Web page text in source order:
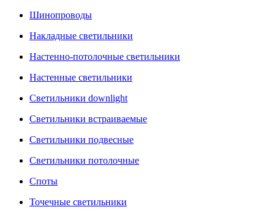
Шинопроводы
Накладные светильники
Настенно-потолочные светильники
Настенные светильники
Светильники downlight
Светильники встраиваемые
Светильники подвесные
Светильники потолочные
Споты
Точечные светильники